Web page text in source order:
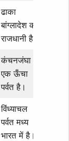
ढाका
बांग्लादेश की
राजधानी है।
कंचनजंघा
एक ऊँचा
पर्वत है।
विंध्याचल
पर्वत मध्य
भारत में है।